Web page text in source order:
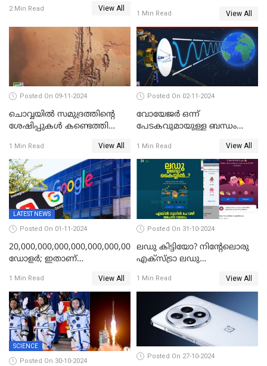
2 Min Read View All
നാളെ
1 Min Read View All
Posted On 09-11-2024
ചൊവ്വയില്‍ സമുദ്രത്തിന്റെ
ശേഷിപ്പുകള്‍ കണ്ടെത്തി
1 Min Read View All
Posted On 02-11-2024
വോയേജര്‍ ഒന്ന്
പേടകവുമായുള്ള ബന്ധം
1 Min Read View All
LATEST NEWS
Posted On 01-11-2024
20,000,000,000,000,000,000,000,000,000,000,000
ഡോളര്‍; ഇതാണ്
ചാനലുകൾ യൂട്യൂബ്
തടഞ്ഞതാണ് കാരണം; കണ്ണ്
തള്ളി ഗൂഗിള്‍
1 Min Read View All
Posted On 31-10-2024
ലഡു കിട്ടിയോ? നിന്റേലൊരു
എക്സ്ട്രാ ലഡു
എല്ലായിടത്തും ഇതേ
പറയാനുള്ളു! ട്രെൻഡിങ്ങായി
ഗൂഗിൾ പേ ദീപാവലി ഓഫർ
1 Min Read View All
SCIENCE
Posted On 30-10-2024
Posted On 27-10-2024